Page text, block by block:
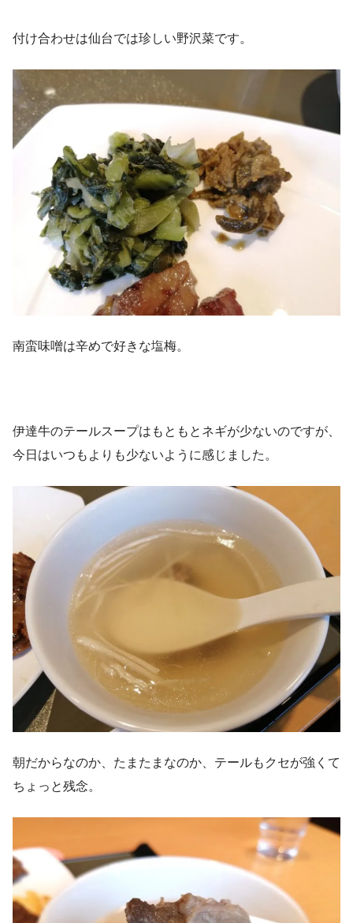
付け合わせは仙台では珍しい野沢菜です。
南蛮味噌は辛めで好きな塩梅。
伊達牛のテールスープはもともとネギが少ないのですが、
今日はいつもよりも少ないように感じました。
朝だからなのか、たまたまなのか、テールもクセが強くて
ちょっと残念。